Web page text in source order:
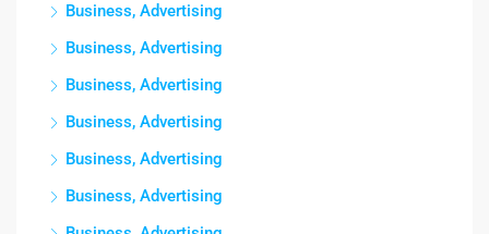
Business, Advertising
Business, Advertising
Business, Advertising
Business, Advertising
Business, Advertising
Business, Advertising